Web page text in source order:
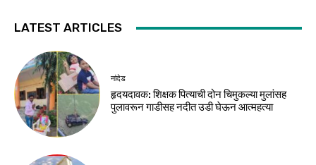
LATEST ARTICLES
नांदेड
हृदयदावक: शिक्षक पित्याची दोन चिमुकल्या मुलांसह
पुलावरून गाडीसह नदीत उडी घेऊन आत्महत्या